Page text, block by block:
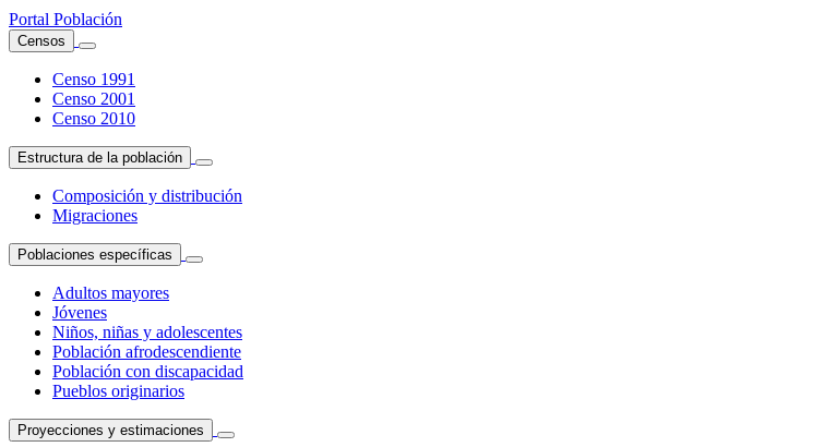
Portal Población
Censos
Censo 1991
Censo 2001
Censo 2010
Estructura de la población
Composición y distribución
Migraciones
Poblaciones específicas
Adultos mayores
Jóvenes
Niños, niñas y adolescentes
Población afrodescendiente
Población con discapacidad
Pueblos originarios
Proyecciones y estimaciones